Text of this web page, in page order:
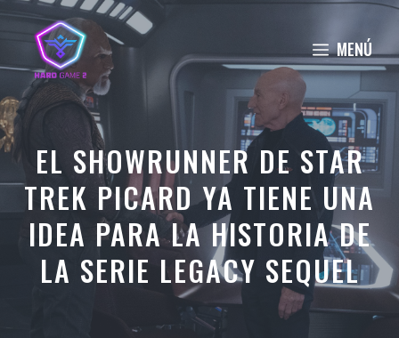
Saltar
contenido
MENÚ
EL SHOWRUNNER DE STAR
TREK PICARD YA TIENE UNA
IDEA PARA LA HISTORIA DE
LA SERIE LEGACY SEQUEL